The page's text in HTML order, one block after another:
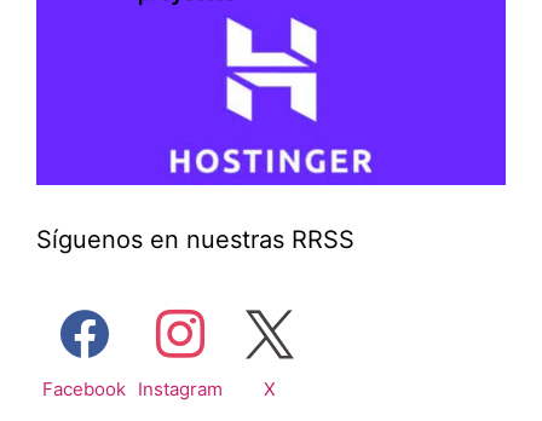
Síguenos en nuestras RRSS
Facebook Instagram X